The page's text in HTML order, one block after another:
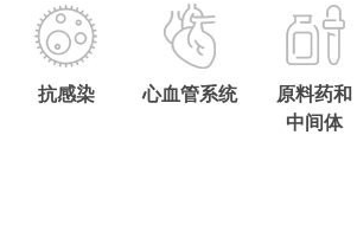
抗感染 心血管系统
原料药和
中间体